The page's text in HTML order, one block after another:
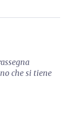
che si tiene